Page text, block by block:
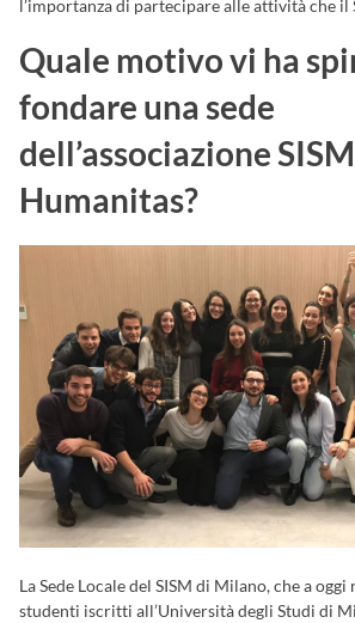
l’importanza di partecipare alle attività che il
Quale motivo vi ha
fondare una sede
dell’associazione
Humanitas?
La Sede Locale del SISM di Milano, che a
studenti iscritti all’Università degli Studi di